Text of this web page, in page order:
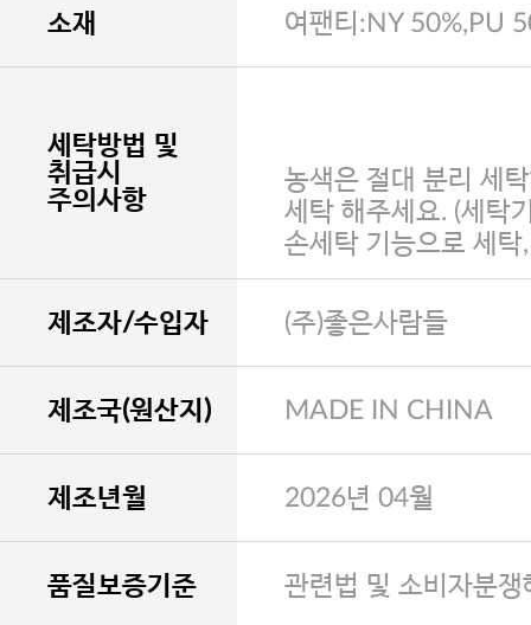
소재 여팬티:NY 50%,PU
세탁방법 및
취급시
주의사항
농색은 절대 분리 세
세탁 해주세요. (세탁
손세탁 기능으로 세탁
제조자/수입자 (주)좋은사람들
제조국(원산지) MADE IN CHINA
제조년월 2026년 04월
품질보증기준 관련법 및 소비자분